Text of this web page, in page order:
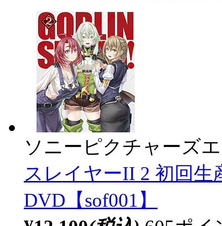
ソニーピクチャーズ
スレイヤーII 2 初回生
DVD【sof001】